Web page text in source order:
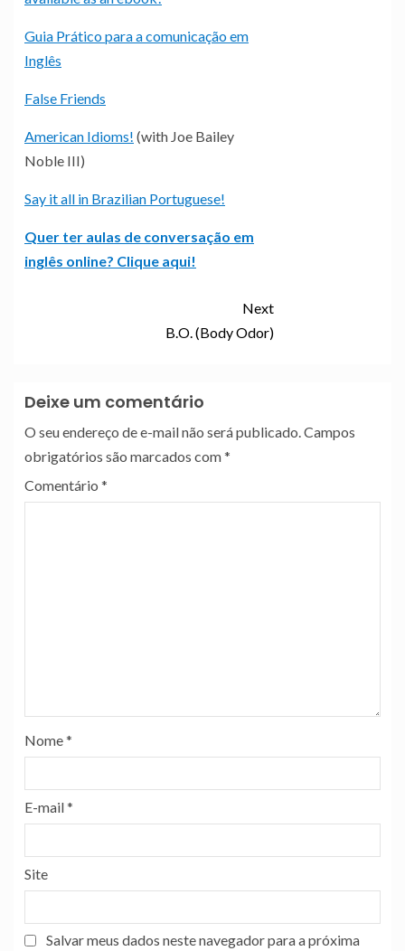
Guia Prático para a comunicação em
Inglês
False Friends
American Idioms! (with Joe Bailey
Noble III)
Say it all in Brazilian Portuguese!
Quer ter aulas de conversação em
inglês online? Clique aqui!
Next
B.O. (Body Odor)
Deixe um comentário
O seu endereço de e-mail não será publicado.Campos
obrigatórios são marcados com*
Comentário *
Nome*
E-mail*
Site
Salvar meus dados neste navegador para a próxima